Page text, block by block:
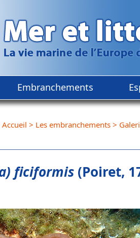
Embranchements
Accueil > Les embranchements >
ficiformis (Poiret,